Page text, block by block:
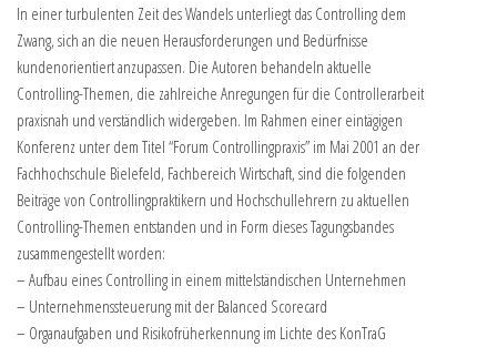
In einer turbulenten Zeit des Wandels unterliegt das Controlling dem
Zwang, sich an die neuen Herausforderungen und Bedürfnisse
kundenorientiert anzupassen. Die Autoren behandeln aktuelle
Controlling-Themen, die zahlreiche Anregungen für die Controllerarbeit
praxisnah und verständlich widergeben. Im Rahmen einer eintägigen
Konferenz unter dem Titel “Forum Controllingpraxis” im Mai 2001 an der
Fachhochschule Bielefeld, Fachbereich Wirtschaft, sind die folgenden
Beiträge von Controllingpraktikern und Hochschullehrern zu aktuellen
Controlling-Themen entstanden und in Form dieses Tagungsbandes
zusammengestellt worden:
– Aufbau eines Controlling in einem mittelständischen Unternehmen
– Unternehmenssteuerung mit der Balanced Scorecard
– Organaufgaben und Risikofrüherkennung im Lichte des KonTraG